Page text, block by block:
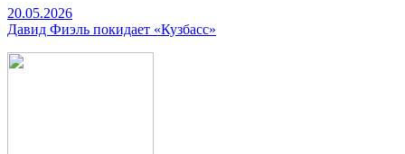
20.05.2026
Давид Фиэль покидает «Кузбасс»